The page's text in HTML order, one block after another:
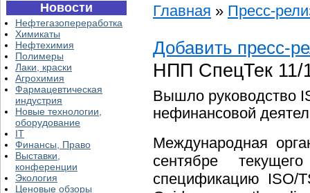
Новости
Нефтегазопереработка
Химикаты
Нефтехимия
Полимеры
Лаки, краски
Агрохимия
Фармацевтическая
индустрия
Новые технологии,
оборудование
IT
Финансы, Право
Выставки,
конференции
Экология
Ценовые обзоры
Главная » Пресс-
Добавить пресс-
НПП СпецТек 11/
Вышло руководство
нефинансовой
Международная
сентябре
спецификацию ISO/